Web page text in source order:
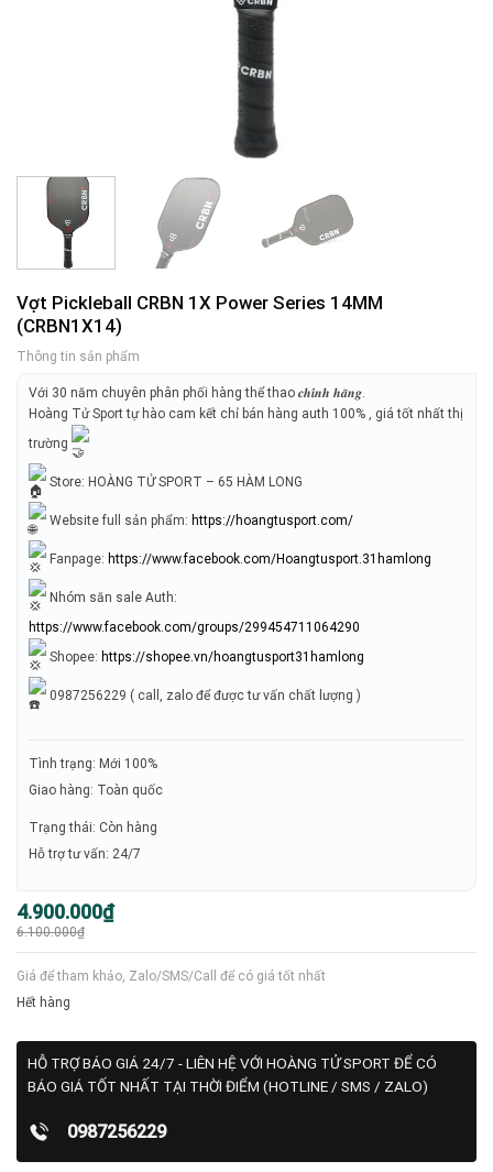
Vợt Pickleball CRBN 1X Power Series 14MM
(CRBN1X14)
Thông tin sản phẩm
Với 30 năm chuyên phân phối hàng thể thao 𝒄𝒉𝒊́𝒏𝒉 𝒉𝒂̃𝒏𝒈.
Hoàng Tử Sport tự hào cam kết chỉ bán hàng auth 100% , giá tốt nhất thị
trường
Store: HOÀNG TỬ SPORT – 65 HÀM LONG
Website full sản phẩm: https://hoangtusport.com/
Fanpage: https://www.facebook.com/Hoangtusport.31hamlong
Nhóm săn sale Auth:
https://www.facebook.com/groups/299454711064290
Shopee: https://shopee.vn/hoangtusport31hamlong
0987256229 ( call, zalo để được tư vấn chất lượng )
Tình trạng: Mới 100%
Giao hàng: Toàn quốc
Trạng thái: Còn hàng
Hỗ trợ tư vấn: 24/7
6.100.000₫
Giá
gốc
là:
4.900.000₫
Giá
hiện
tại
Giá để tham khảo, Zalo/SMS/Call để có giá tốt nhất
Hết hàng
HỖ TRỢ BÁO GIÁ 24/7 - LIÊN HỆ VỚI HOÀNG TỬ SPORT ĐỂ CÓ
BÁO GIÁ TỐT NHẤT TẠI THỜI ĐIỂM (HOTLINE / SMS / ZALO)
0987256229